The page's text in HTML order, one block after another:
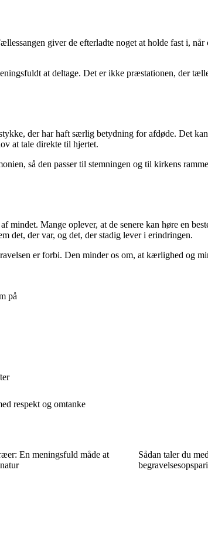
giver de efterladte noget at holde fast i,
at deltage. Det er ikke præstationen, der
der har haft særlig betydning for afdøde. Det
at tale direkte til hjertet.
så den passer til stemningen og til kirkens
Mange oplever, at de senere kan høre en
det, der var, og det, der stadig lever i erindringen.
er forbi. Den minder os om, at kærlighed og
på
respekt og omtanke
En meningsfuld måde at
Sådan taler du